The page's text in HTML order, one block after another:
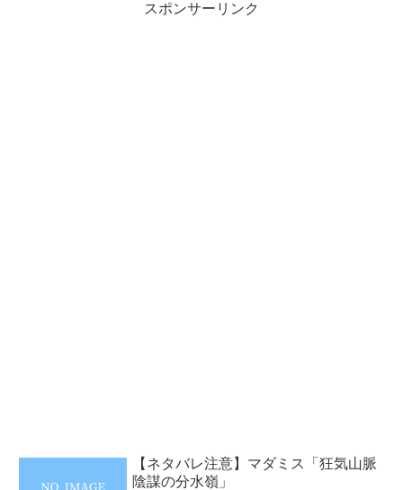
スポンサーリンク
【ネタバレ注意】マダミス「狂気山脈
陰謀の分水嶺」